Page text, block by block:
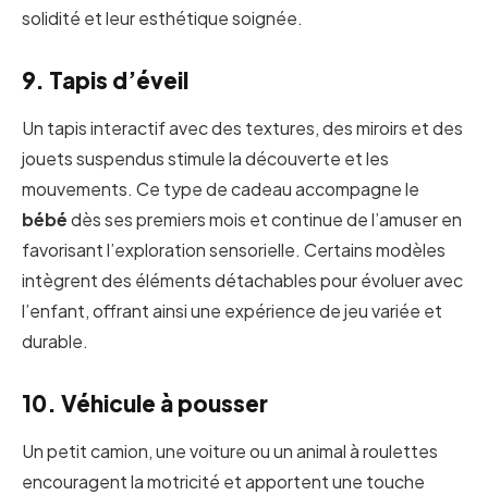
solidité et leur esthétique soignée.
9. Tapis d’éveil
Un tapis interactif avec des textures, des miroirs et des
jouets suspendus stimule la découverte et les
mouvements. Ce type de cadeau accompagne le
bébédès ses premiers mois et continue de l’amuser en
favorisant l’exploration sensorielle. Certains modèles
intègrent des éléments détachables pour évoluer avec
l’enfant, offrant ainsi une expérience de jeu variée et
durable.
10. Véhicule à pousser
Un petit camion, une voiture ou un animal à roulettes
encouragent la motricité et apportent une touche